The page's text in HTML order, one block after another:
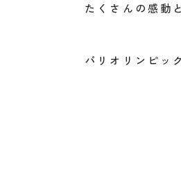
たくさんの感動
パリオリンピッ